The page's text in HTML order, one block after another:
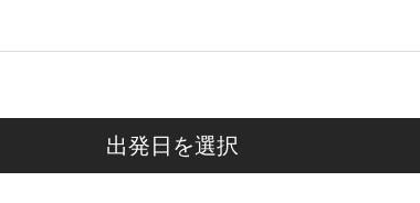
出発日を選択